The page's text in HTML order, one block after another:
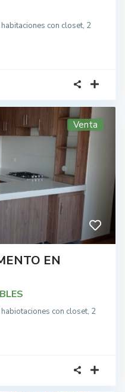
con closet, 2
Venta
EN
con closet, 2